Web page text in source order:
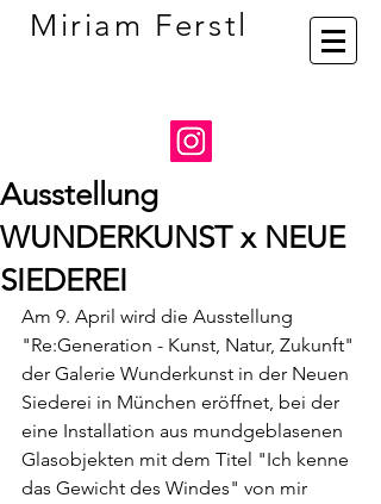
Miriam Ferstl
Ausstellung
WUNDERKUNST x NEUE
SIEDEREI
Am 9. April wird die Ausstellung
"Re:Generation - Kunst, Natur, Zukunft"
der Galerie Wunderkunst in der Neuen
Siederei in München eröffnet, bei der
eine Installation aus mundgeblasenen
Glasobjekten mit dem Titel "Ich kenne
das Gewicht des Windes" von mir